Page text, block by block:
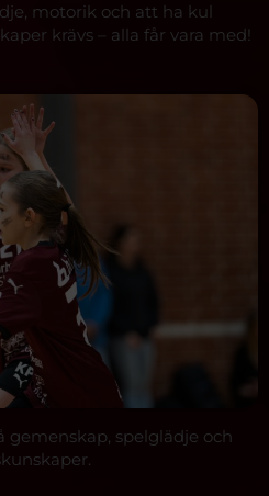
motorik och att ha kul
krävs – alla får vara med!
gemenskap, spelglädje och